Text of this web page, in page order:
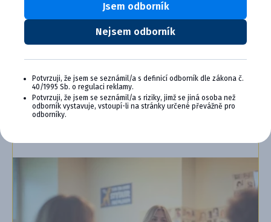
Výhody členstva v Cymedica Plus:
Exkluzívne produkty a služby
Špeciálne podujatia, semináre, konferencie,
webové semináre a ďalšie
Chcem sa pripojiť
Nejsem odborník
Jsem odborník
Potvrzuji, že jsem se seznámil/a s definicí odborník dle zákona č.
40/1995 Sb. o regulaci reklamy.
Potvrzuji, že jsem se seznámil/a s riziky, jimž se jiná osoba než
odborník vystavuje, vstoupí-li na stránky určené převážně pro
odborníky.